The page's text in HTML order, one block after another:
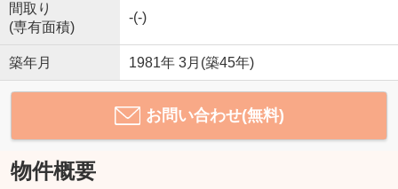
間取り
(専有面積)
-(-)
築年月 1981年 3月(築45年)
お問い合わせ(無料)
物件概要